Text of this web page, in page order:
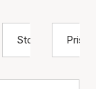
Storlek Pris